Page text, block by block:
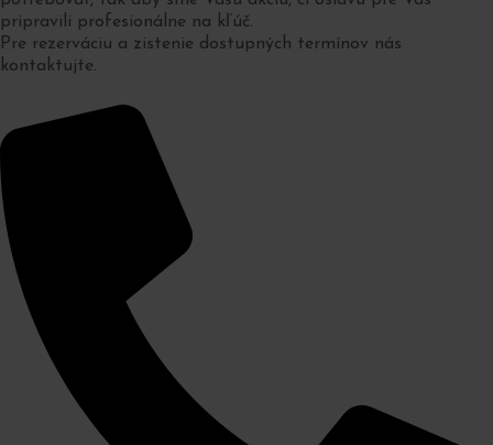
pripravili profesionálne na kľúč.
Pre rezerváciu a zistenie dostupných termínov nás
kontaktujte.